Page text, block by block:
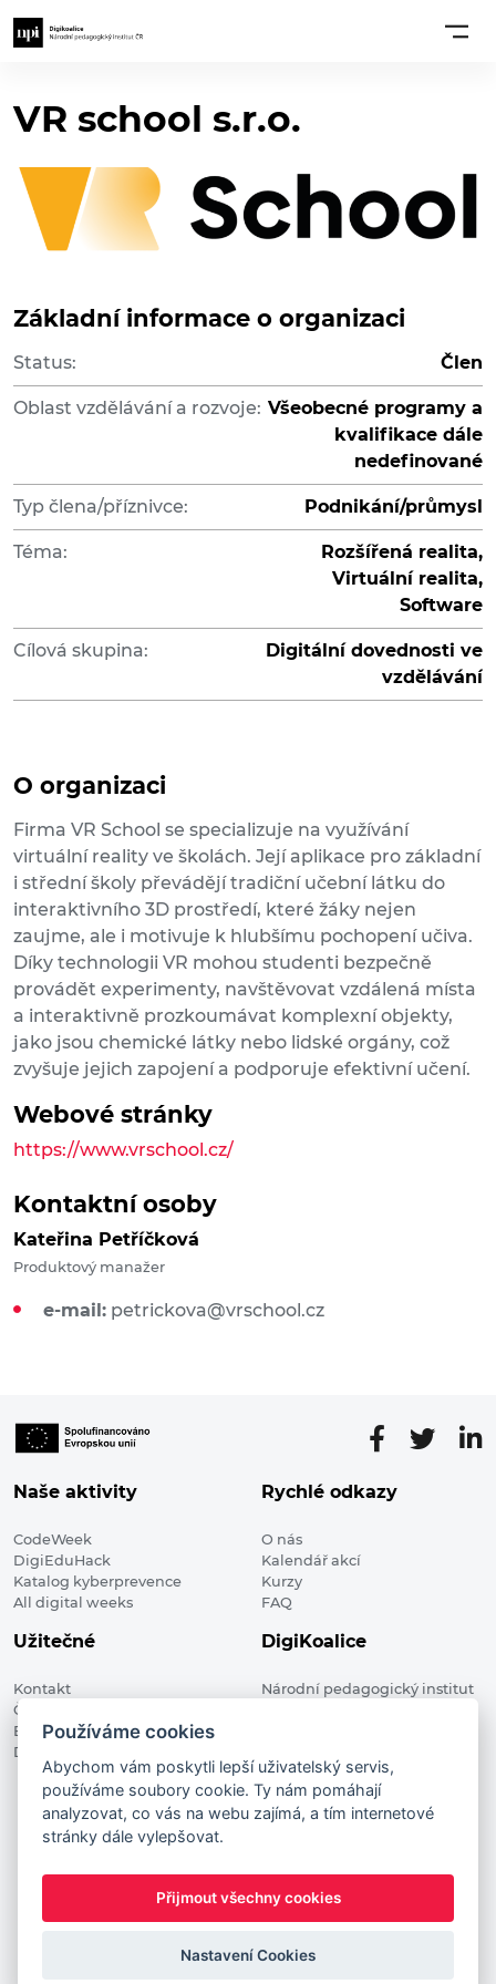
VR school s.r.o.
Základní informace o organizaci
Status: Člen
Oblast vzdělávání a rozvoje: Všeobecné programy a
kvalifikace dále
nedefinované
Typ člena/příznivce: Podnikání/průmysl
Téma:
Rozšířená realita,
Virtuální realita,
Software
Cílová skupina:
Digitální dovednosti ve
vzdělávání
O organizaci
Firma VR School se specializuje na využívání
virtuální reality ve školách. Její aplikace pro základní
i střední školy převádějí tradiční učební látku do
interaktivního 3D prostředí, které žáky nejen
zaujme, ale i motivuje k hlubšímu pochopení učiva.
Díky technologii VR mohou studenti bezpečně
provádět experimenty, navštěvovat vzdálená místa
a interaktivně prozkoumávat komplexní objekty,
jako jsou chemické látky nebo lidské orgány, což
zvyšuje jejich zapojení a podporuje efektivní učení.
Webové stránky
https://www.vrschool.cz/
Kontaktní osoby
Kateřina Petříčková
Produktový manažer
e-mail: petrickova@vrschool.cz
Naše aktivity
CodeWeek
DigiEduHack
Katalog kyberprevence
All digital weeks
Rychlé odkazy
O nás
Kalendář akcí
Kurzy
FAQ
Užitečné
Kontakt
Členské organizace
Blog
Digitalizace ve vzdělávání
DigiKoalice
Národní pedagogický institut
DigiKoalice 2021. All rights reserved
Vstup do administrace
This project has received funding from the European
Commission Innovation and Networks Executive Agency (now
Commission and the European Commission is not responsible
Používáme cookies
Abychom vám poskytli lepší uživatelský servis,
používáme soubory cookie. Ty nám pomáhají
analyzovat, co vás na webu zajímá, a tím internetové
stránky dále vylepšovat.
Přijmout všechny cookies
Nastavení Cookies